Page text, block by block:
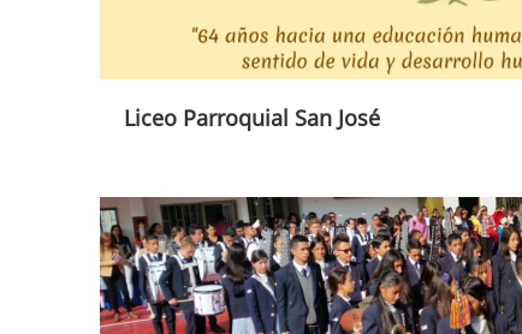
Liceo Parroquial San José